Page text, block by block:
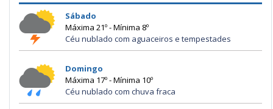
Sábado
Máxima 21º - Mínima 8º
Céu nublado com aguaceiros e tempestades
Domingo
Máxima 17º - Mínima 10º
Céu nublado com chuva fraca